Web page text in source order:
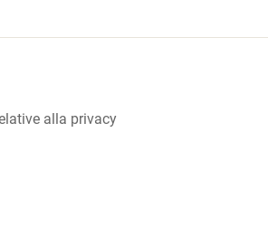
alla privacy